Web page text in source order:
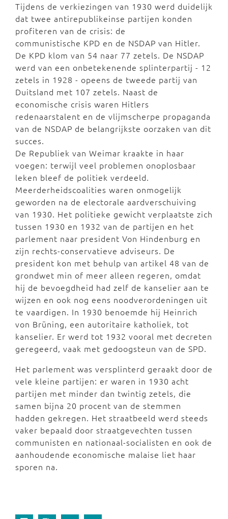
Tijdens de verkiezingen van 1930 werd duidelijk
dat twee antirepublikeinse partijen konden
profiteren van de crisis: de
communistische KPD en de NSDAP van Hitler.
De KPD klom van 54 naar 77 zetels. De NSDAP
werd van een onbetekenende splinterpartij - 12
zetels in 1928 - opeens de tweede partij van
Duitsland met 107 zetels. Naast de
economische crisis waren Hitlers
redenaarstalent en de vlijmscherpe propaganda
van de NSDAP de belangrijkste oorzaken van dit
succes.
De Republiek van Weimar kraakte in haar
voegen: terwijl veel problemen onoplosbaar
leken bleef de politiek verdeeld.
Meerderheidscoalities waren onmogelijk
geworden na de electorale aardverschuiving
van 1930. Het politieke gewicht verplaatste zich
tussen 1930 en 1932 van de partijen en het
parlement naar president Von Hindenburg en
zijn rechts-conservatieve adviseurs. De
president kon met behulp van artikel 48 van de
grondwet min of meer alleen regeren, omdat
hij de bevoegdheid had zelf de kanselier aan te
wijzen en ook nog eens noodverordeningen uit
te vaardigen. In 1930 benoemde hij Heinrich
von Brüning, een autoritaire katholiek, tot
kanselier. Er werd tot 1932 vooral met decreten
geregeerd, vaak met gedoogsteun van de SPD.
Het parlement was versplinterd geraakt door de
vele kleine partijen: er waren in 1930 acht
partijen met minder dan twintig zetels, die
samen bijna 20 procent van de stemmen
hadden gekregen. Het straatbeeld werd steeds
vaker bepaald door straatgevechten tussen
communisten en nationaal-socialisten en ook de
aanhoudende economische malaise liet haar
sporen na.